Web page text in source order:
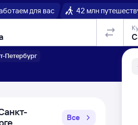
для вас 42 млн
Петербург
Все